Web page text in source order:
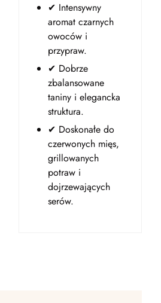
✔ Intensywny
aromat czarnych
owoców i
przypraw.
✔ Dobrze
zbalansowane
taniny i elegancka
struktura.
✔ Doskonałe do
czerwonych mięs,
grillowanych
potraw i
dojrzewających
serów.